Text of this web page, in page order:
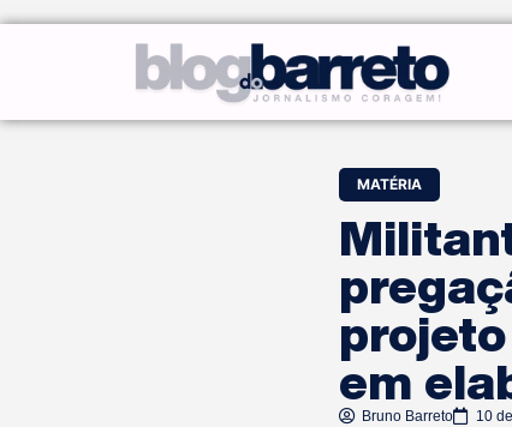
MATÉRIA
em
Bruno Barreto 10